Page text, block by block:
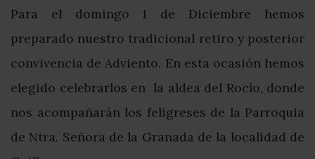
Para el domingo 1 de Diciembre hemos
preparado nuestro tradicional retiro y posterior
convivencia de Adviento. En esta ocasión hemos
elegido celebrarlos en la aldea del Rocío, donde
nos acompañarán los feligreses de la Parroquia
de Ntra. Señora de la Granada de la localidad de